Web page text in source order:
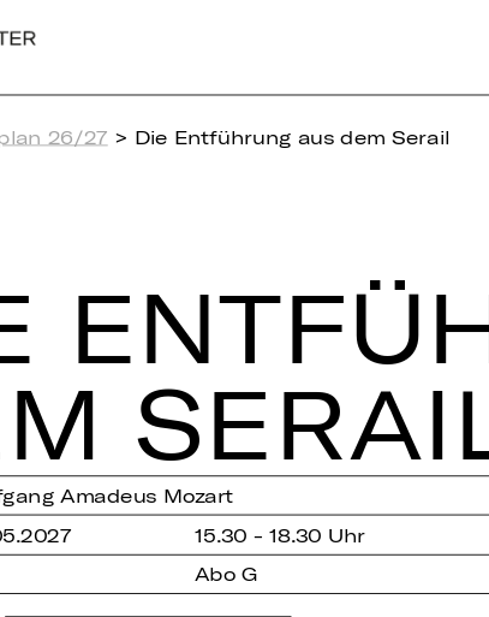
26/27 > Die Entführung aus dem Serail
SERAIL
Amadeus Mozart
15.30 - 18.30 Uhr
Abo G